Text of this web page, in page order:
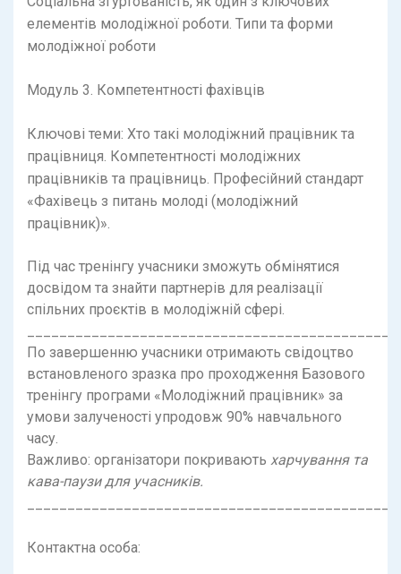
елементів молодіжної роботи. Типи та форми
молодіжної роботи
Модуль 3. Компетентності фахівців
Ключові теми: Хто такі молодіжний працівник та
працівниця. Компетентності молодіжних
працівників та працівниць. Професійний стандарт ​​
«Фахівець з питань молоді (молодіжний
працівник)».
Під час тренінгу учасники зможуть обмінятися
досвідом та знайти партнерів для реалізації
спільних проєктів в молодіжній сфері.
По завершенню учасники отримають свідоцтво
встановленого зразка про проходження Базового
тренінгу програми «Молодіжний працівник» за
умови залученості упродовж 90% навчального
часу.
Важливо: організатори покривають харчування та
кава-паузи для учасників.
Контактна особа: